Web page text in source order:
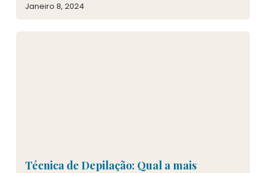
Janeiro 8, 2024
Técnica de Depilação: Qual a mais